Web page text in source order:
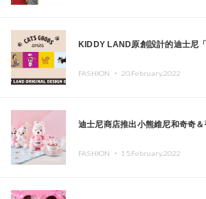
KIDDY LAND原創設計的迪士尼
FASHION ・ 20.February.2022
迪士尼商店推出小熊維尼和奇奇
FASHION ・ 15.February.2022